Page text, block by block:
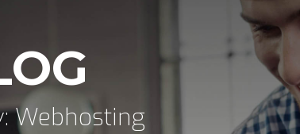
Webhosting